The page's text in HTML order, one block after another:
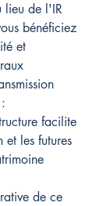
lieu de l'IR
bénéficiez
et
facilite
et les futures
de ce